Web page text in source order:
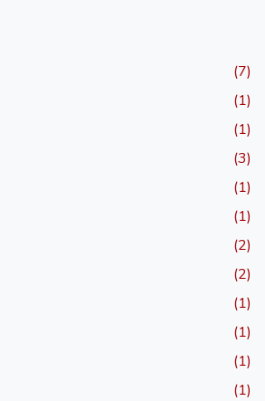
(7)
(1)
(1)
(3)
(1)
(1)
(2)
(2)
(1)
(1)
(1)
(1)